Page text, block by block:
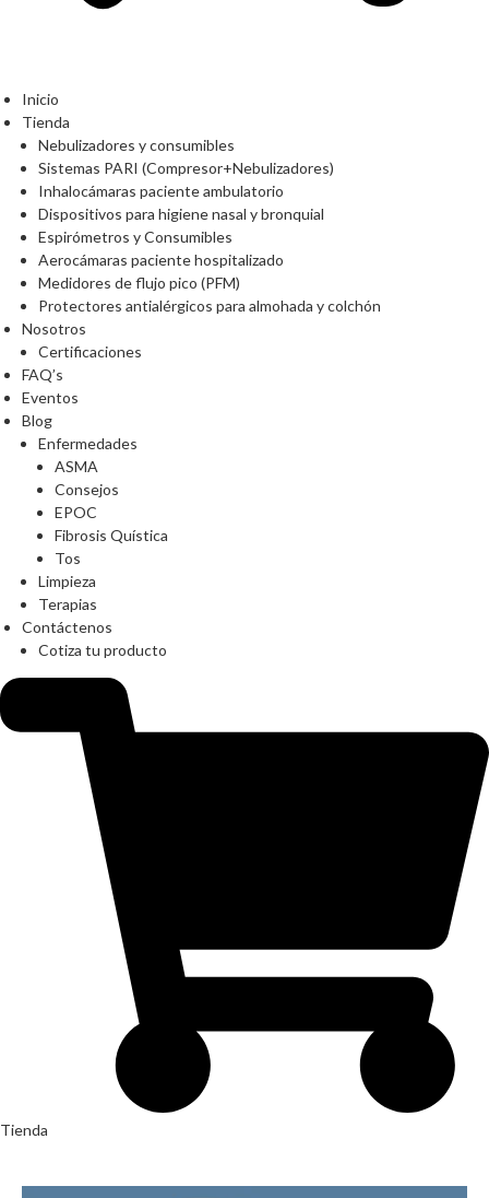
Inicio
Tienda
Nebulizadores y consumibles
Sistemas PARI (Compresor+Nebulizadores)
Inhalocámaras paciente ambulatorio
Dispositivos para higiene nasal y bronquial
Espirómetros y Consumibles
Aerocámaras paciente hospitalizado
Medidores de flujo pico (PFM)
Protectores antialérgicos para almohada y colchón
Nosotros
Certificaciones
FAQ’s
Eventos
Blog
Enfermedades
ASMA
Consejos
EPOC
Fibrosis Quística
Tos
Limpieza
Terapias
Contáctenos
Cotiza tu producto
Tienda